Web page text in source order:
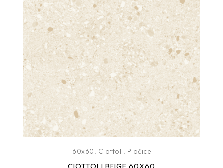
60x60, Ciottoli, Pločice
CIOTTOLI BEIGE 60X60